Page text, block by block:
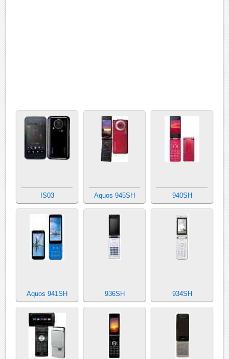
IS03 Aquos 945SH 940SH
Aquos 941SH 936SH 934SH